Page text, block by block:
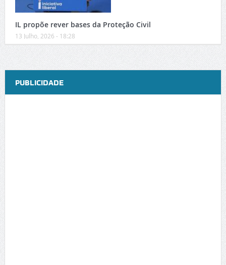
IL propõe rever bases da Proteção Civil
13 Julho, 2026 - 18:28
PUBLICIDADE